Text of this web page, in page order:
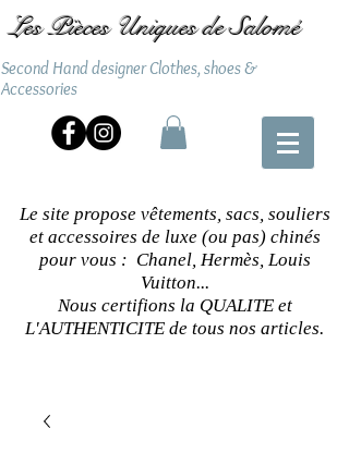
Les Pièces Uniques de Salomé
Second Hand designer Clothes, shoes &
Accessories
Le site propose vêtements, sacs, souliers
et accessoires de luxe (ou pas) chinés
pour vous : Chanel, Hermès, Louis
Vuitton...
Nous certifions la QUALITE et
L'AUTHENTICITE de tous nos articles.